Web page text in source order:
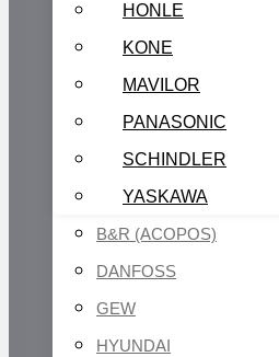
HONLE
KONE
MAVILOR
PANASONIC
SCHINDLER
YASKAWA
B&R (ACOPOS)
DANFOSS
GEW
HYUNDAI